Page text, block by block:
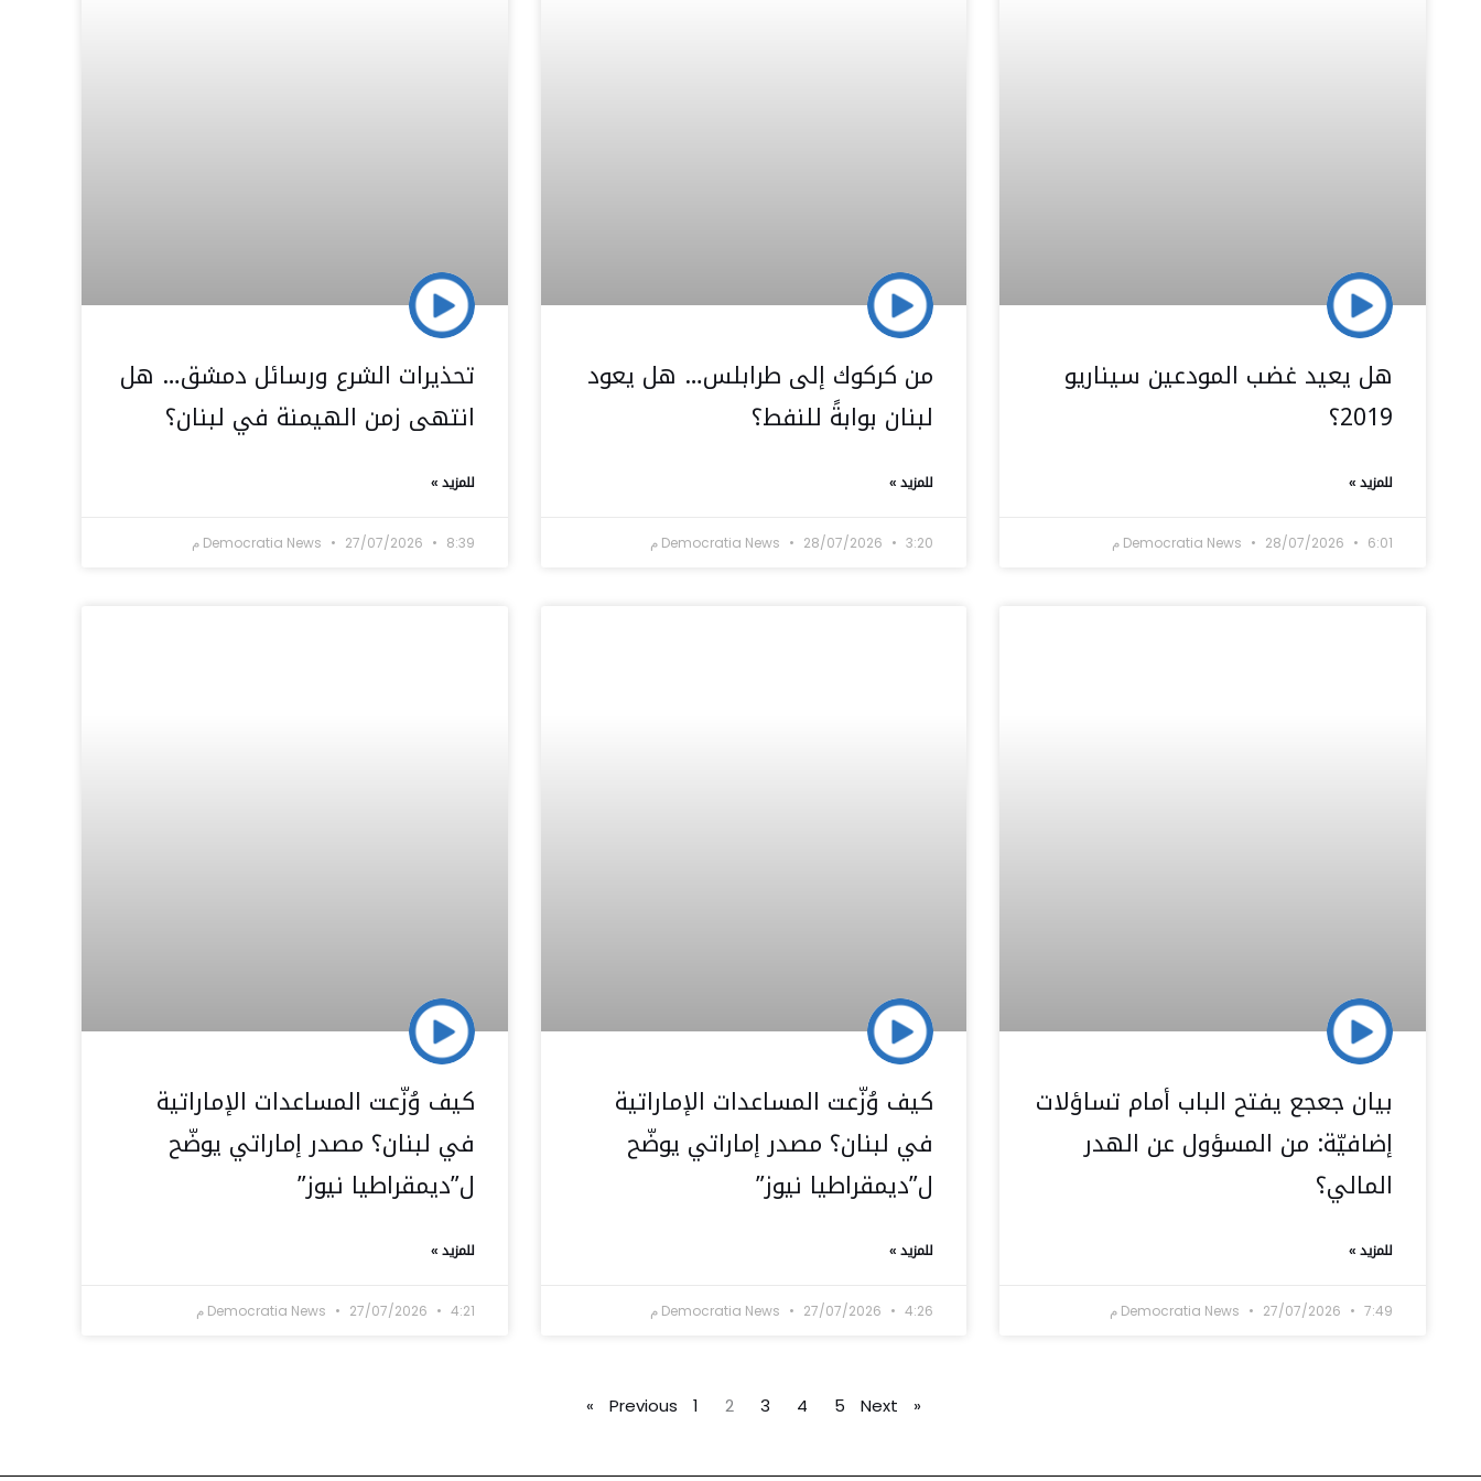
هل يعيد غضب المودعين سيناريو
2019؟
للمزيد »
Democratia News 28/07/2026 6:01 م
من كركوك إلى طرابلس… هل يعود
لبنان بوابةً للنفط؟
للمزيد »
Democratia News 28/07/2026 3:20 م
تحذيرات الشرع ورسائل دمشق… هل
انتهى زمن الهيمنة في لبنان؟
للمزيد »
Democratia News 27/07/2026 8:39 م
بيان جعجع يفتح الباب أمام تساؤلات
إضافيّة: من المسؤول عن الهدر
المالي؟
للمزيد »
Democratia News 27/07/2026 7:49 م
كيف وُزّعت المساعدات الإماراتية
في لبنان؟ مصدر إماراتي يوضّح
ل”ديمقراطيا نيوز”
للمزيد »
Democratia News 27/07/2026 4:26 م
كيف وُزّعت المساعدات الإماراتية
في لبنان؟ مصدر إماراتي يوضّح
ل”ديمقراطيا نيوز”
للمزيد »
Democratia News 27/07/2026 4:21 م
« Previous
1 2 3 4 5 Next »